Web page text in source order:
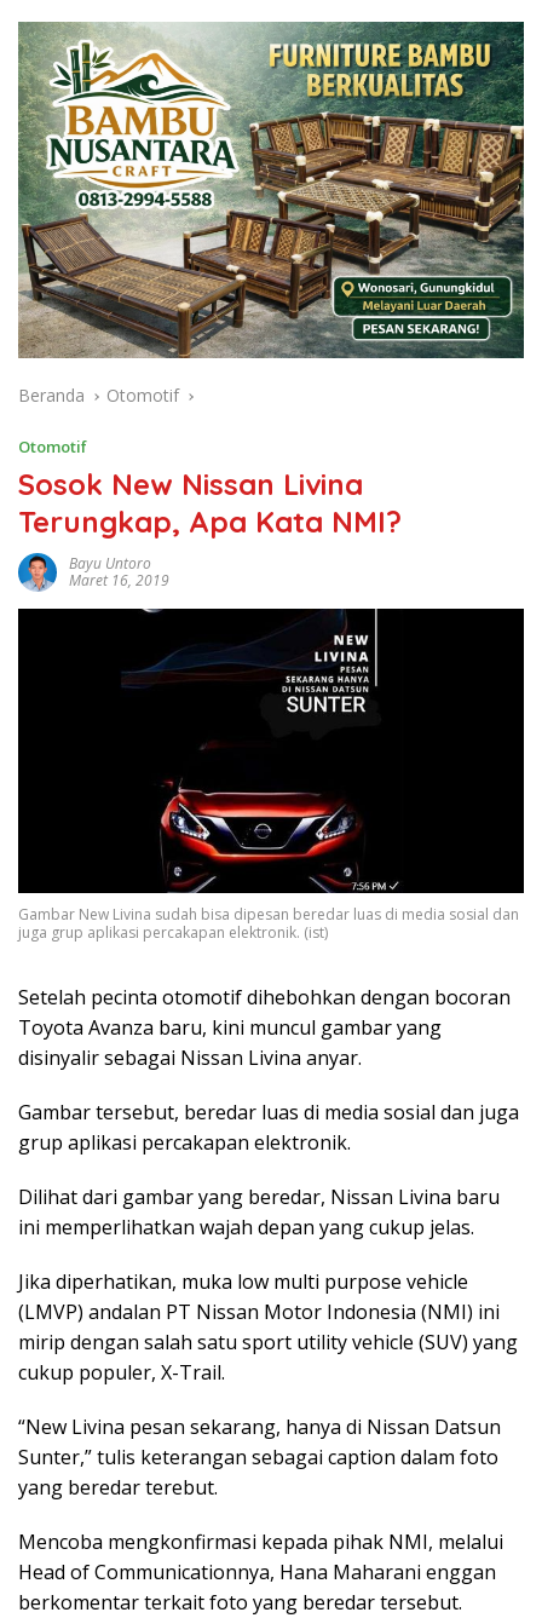
Beranda Otomotif
Otomotif
Sosok New Nissan Livina
Terungkap, Apa Kata NMI?
Bayu Untoro
Maret 16, 2019
Gambar New Livina sudah bisa dipesan beredar luas di media sosial dan
juga grup aplikasi percakapan elektronik. (ist)
Setelah pecinta otomotif dihebohkan dengan bocoran
Toyota Avanza baru, kini muncul gambar yang
disinyalir sebagai Nissan Livina anyar.
Gambar tersebut, beredar luas di media sosial dan juga
grup aplikasi percakapan elektronik.
Dilihat dari gambar yang beredar, Nissan Livina baru
ini memperlihatkan wajah depan yang cukup jelas.
Jika diperhatikan, muka low multi purpose vehicle
(LMVP) andalan PT Nissan Motor Indonesia (NMI) ini
mirip dengan salah satu sport utility vehicle (SUV) yang
cukup populer, X-Trail.
“New Livina pesan sekarang, hanya di Nissan Datsun
Sunter,” tulis keterangan sebagai caption dalam foto
yang beredar terebut.
Mencoba mengkonfirmasi kepada pihak NMI, melalui
Head of Communicationnya, Hana Maharani enggan
berkomentar terkait foto yang beredar tersebut.